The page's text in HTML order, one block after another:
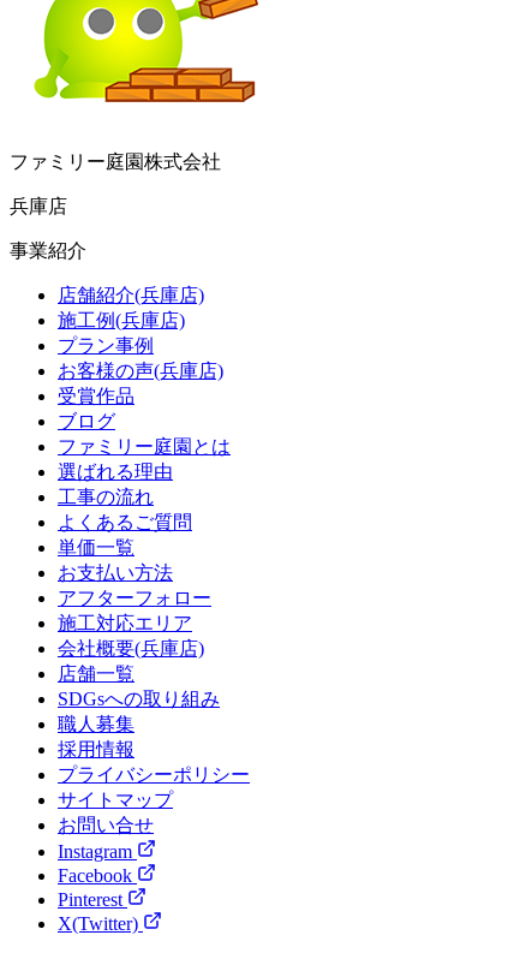
ファミリー庭園株式会社
兵庫店
事業紹介
店舗紹介(兵庫店)
施工例(兵庫店)
プラン事例
お客様の声(兵庫店)
受賞作品
ブログ
ファミリー庭園とは
選ばれる理由
工事の流れ
よくあるご質問
単価一覧
お支払い方法
アフターフォロー
施工対応エリア
会社概要(兵庫店)
店舗一覧
SDGsへの取り組み
職人募集
採用情報
プライバシーポリシー
サイトマップ
お問い合せ
Instagram
Facebook
Pinterest
X(Twitter)